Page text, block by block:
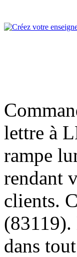
lettre à
rampe
rendant
clients.
(83119).
dans